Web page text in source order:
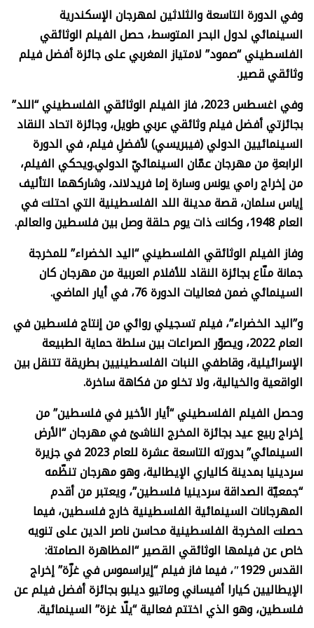
وفي الدورة التاسعة والثلاثين لمهرجان الإسكندرية
السينمائي لدول البحر المتوسط، حصل الفيلم الوثائقي
الفلسطيني “صمود” لامتياز المغربي على جائزة أفضل فيلم
وثائقي قصير.
وفي اغسطس 2023، فاز الفيلم الوثائقي الفلسطيني “اللد”
بجائزتي أفضل فيلم وثائقي عربي طويل، وجائزة اتحاد النقاد
السينمائيين الدولي (فيبريسي) لأفضلِ فيلم، في الدورة
الرابعةِ من مهرجان عمّان السينمائيّ الدولي.ويحكيالفيلم،
منإخراج رامي يونس وسارة إما فريدلاند، وشاركهما التأليف
إياس سلمان، قصة مدينة اللد الفلسطينية التي احتلت في
العام 1948، وكانت ذات يوم حلقة وصل بين فلسطين والعالم.
وفاز الفيلم الوثائقي الفلسطيني “اليد الخضراء” للمخرجة
جمانة منّاع بجائزة النقاد للأفلام العربية من مهرجان كان
السينمائي ضمن فعاليات الدورة 76، في أيار الماضي.
و”اليد الخضراء”، فيلم تسجيلي روائي من إنتاج فلسطين في
العام 2022، ويصوّر الصراعات بين سلطة حماية الطبيعة
الإسرائيلية، وقاطفي النبات الفلسطينيين بطريقة تتنقل بين
الواقعية والخيالية، ولا تخلو من فكاهة ساخرة.
وحصل الفيلم الفلسطيني “أيار الأخير في فلسطين” من
إخراج ربيع عيد بجائزة المخرج الناشئ في مهرجان “الأرض
السينمائي” بدورته التاسعة عشرة للعام 2023 في جزيرة
سردينيا بمدينة كالياري الإيطالية، وهو مهرجان تنظّمه
“جمعيّة الصداقة سردينيا فلسطين”، ويعتبر من أقدم
المهرجانات السينمائية الفلسطينية خارج فلسطين، فيما
حصلت المخرجة الفلسطينية محاسن ناصر الدين على تنويه
خاص عن فيلمها الوثائقي القصير “المظاهرة الصامتة:
القدس 1929″، فيما فاز فيلم “إيراسموس في غزّة” إخراج
الإيطاليين كيارا أفيساني وماتيو ديلبو بجائزة أفضل فيلم عن
فلسطين، وهو الذي اختتم فعالية “يلّا غزة” السينمائية.